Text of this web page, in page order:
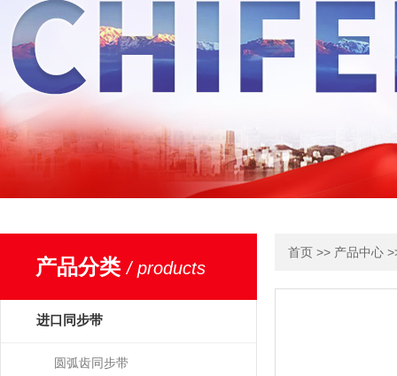
产品分类/ products
进口同步带
圆弧齿同步带
首页 >> 产品中心